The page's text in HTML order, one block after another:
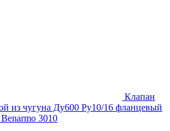
Клапан
из чугуна Ду600 Ру10/16 фланцевый
3010